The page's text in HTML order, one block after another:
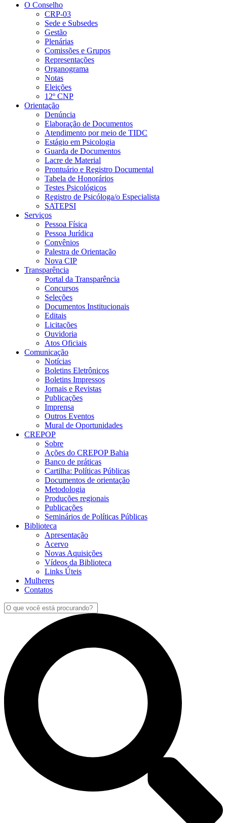
O Conselho
CRP-03
Sede e Subsedes
Gestão
Plenárias
Comissões e Grupos
Representações
Organograma
Notas
Eleições
12º CNP
Orientação
Denúncia
Elaboração de Documentos
Atendimento por meio de TIDC
Estágio em Psicologia
Guarda de Documentos
Lacre de Material
Prontuário e Registro Documental
Tabela de Honorários
Testes Psicológicos
Registro de Psicóloga/o Especialista
SATEPSI
Serviços
Pessoa Física
Pessoa Jurídica
Convênios
Palestra de Orientação
Nova CIP
Transparência
Portal da Transparência
Concursos
Seleções
Documentos Institucionais
Editais
Licitações
Ouvidoria
Atos Oficiais
Comunicação
Notícias
Boletins Eletrônicos
Boletins Impressos
Jornais e Revistas
Publicações
Imprensa
Outros Eventos
Mural de Oportunidades
CREPOP
Sobre
Ações do CREPOP Bahia
Banco de práticas
Cartilha: Políticas Públicas
Documentos de orientação
Metodologia
Produções regionais
Publicações
Seminários de Políticas Públicas
Biblioteca
Apresentação
Acervo
Novas Aquisições
Vídeos da Biblioteca
Links Úteis
Mulheres
Contatos